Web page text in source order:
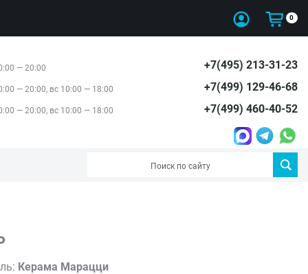
0
— 20:00
— 20:00, вс 10:00 — 18:00
— 20:00, вс 10:00 — 18:00
+7(495) 213-31-23
+7(499) 129-46-68
+7(499) 460-40-52
Керама Марацци